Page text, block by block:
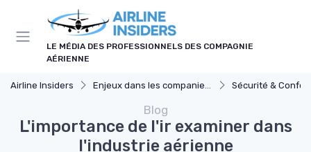
LE MÉDIA DES PROFESSIONNELS DES COMPAGNIE
AÉRIENNE
Airline Insiders Enjeux dans les companies d'aviation Sécurité &
Blog
L'importance de l'ir examiner dans
l'industrie aérienne
Panneau de gestion des cookies